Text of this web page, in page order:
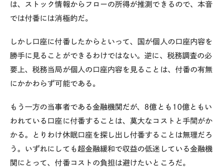
は、ストック情報からフローの所得が推測できるので、本音
では付番には消極的だ。
しかし口座に付番したからといって、国が個人の口座内容を
勝手に見ることができるわけではない。逆に、税務調査の必
要上、税務当局が個人の口座内容を見ることは、付番の有無
にかかわらず可能である。
もう一方の当事者である金融機関だが、 8億とも 10億ともい
われている口座に付番することは、莫大なコストと手間がか
かる。とりわけ休眠口座を探し出し付番することは無理だろ
う。いずれにしても超金融緩和で収益の低迷している金融機
関にとって、付番コストの負担は避けたいところだ。